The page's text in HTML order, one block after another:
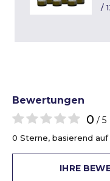
/
Bewertungen
0 / 5
0 Sterne, basierend
IHRE